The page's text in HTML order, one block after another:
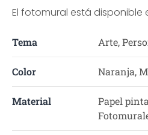
El fotomural está disponible
Tema Arte,
Color Naranja,
Material
Papel